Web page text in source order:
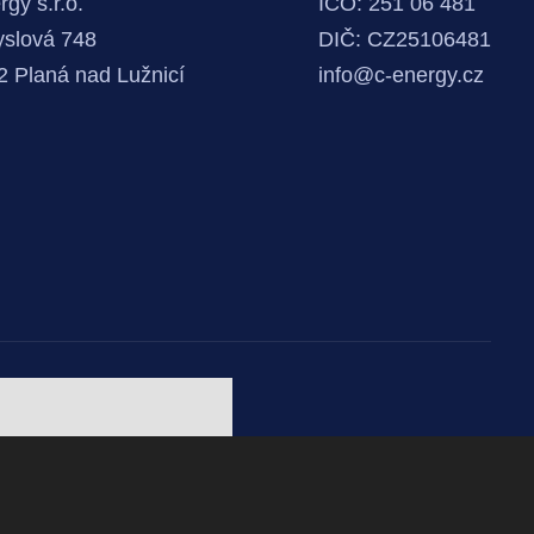
748
Planá nad Lužnicí
DIČ: CZ25106481
info@c-energy.cz